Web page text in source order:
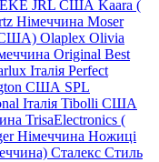
JRL США Kaara (
Німеччина Moser
Olaplex Olivia
Original Best
Італія Perfect
США SPL
Італія Tibolli США
TrisaElectronics (
Німеччина Ножиці
Сталекс Стиль